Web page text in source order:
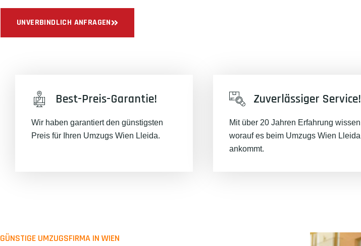
UNVERBINDLICH ANFRAGEN
Best-Preis-Garantie!
Wir haben garantiert den günstigsten
Preis für Ihren Umzugs Wien Lleida.
Zuverlässiger Service!
Mit über 20 Jahren Erfahrung wissen
worauf es beim Umzugs Wien Lleida
ankommt.
GÜNSTIGE UMZUGSFIRMA IN WIEN